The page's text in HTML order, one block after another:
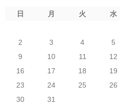
日 月 火 水
2
3 4 5
9
10 11 12
16
17 18 19
23
24 25 26
30
31